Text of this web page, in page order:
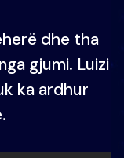
dhe tha
gjumi. Luizi
ka ardhur